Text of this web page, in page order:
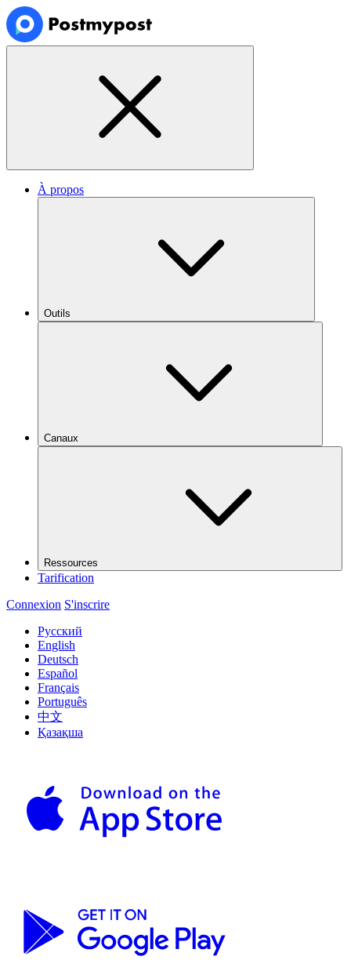
À propos
Outils
Canaux
Ressources
Tarification
Connexion S'inscrire
Русский
English
Deutsch
Español
Français
Português
中文
Қазақша